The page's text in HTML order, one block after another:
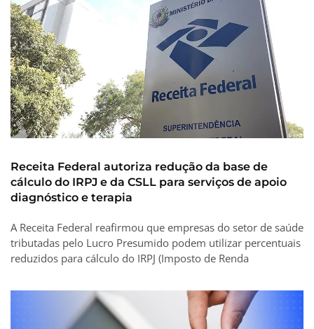
Receita Federal autoriza redução da base de
cálculo do IRPJ e da CSLL para serviços de apoio
diagnóstico e terapia
A Receita Federal reafirmou que empresas do setor de saúde
tributadas pelo Lucro Presumido podem utilizar percentuais
reduzidos para cálculo do IRPJ (Imposto de Renda